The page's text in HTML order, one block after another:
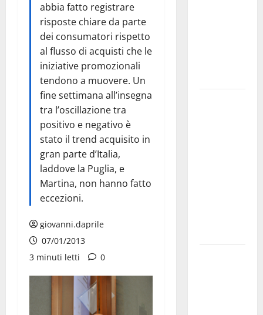
abbia fatto registrare
risposte chiare da parte
dei consumatori rispetto
al flusso di acquisti che le
iniziative promozionali
tendono a muovere. Un
fine settimana all’insegna
tra l’oscillazione tra
positivo e negativo è
stato il trend acquisito in
gran parte d’Italia,
laddove la Puglia, e
Martina, non hanno fatto
eccezioni.
giovanni.daprile
07/01/2013
3 minuti letti
0